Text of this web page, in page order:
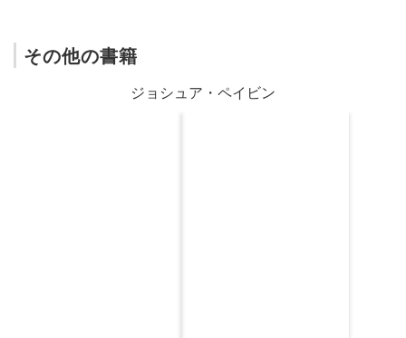
その他の書籍
ジョシュア・ペイビン